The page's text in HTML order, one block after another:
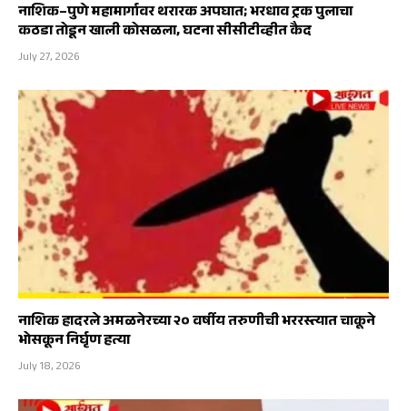
नाशिक–पुणे महामार्गावर थरारक अपघात; भरधाव ट्रक पुलाचा
कठडा तोडून खाली कोसळला, घटना सीसीटीव्हीत कैद
July 27, 2026
नाशिक हादरले अमळनेरच्या २० वर्षीय तरुणीची भररस्त्यात चाकूने
भोसकून निर्घृण हत्या
July 18, 2026